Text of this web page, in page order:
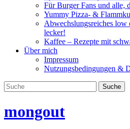
Für Burger Fans und alle,
Yummy Pizza- &
Abwechslungsreiches low
lecker!
Kaffee – Rezepte mit
Über mich
Impressum
Nutzungsbedingungen &
mongout